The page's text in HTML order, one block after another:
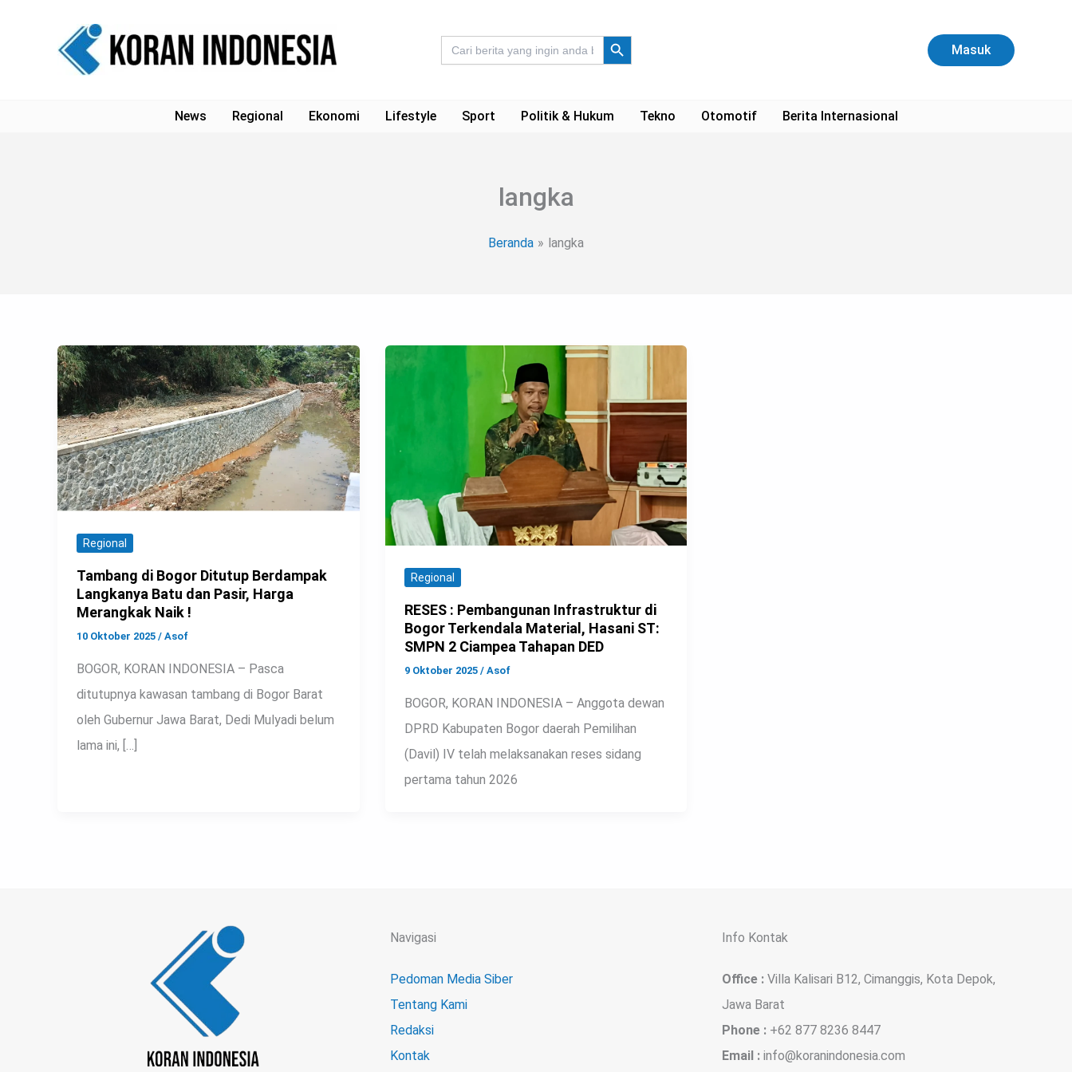
Search
for:
Search Button
Masuk
News Regional Ekonomi Lifestyle Sport Politik & Hukum Tekno Otomotif Berita Internasional
langka
Beranda langka
Regional
Tambang di Bogor Ditutup Berdampak
Langkanya Batu dan Pasir, Harga
Merangkak Naik !
10 Oktober 2025 / Asof
BOGOR, KORAN INDONESIA – Pasca
ditutupnya kawasan tambang di Bogor Barat
oleh Gubernur Jawa Barat, Dedi Mulyadi belum
lama ini, […]
Regional
RESES : Pembangunan Infrastruktur di
Bogor Terkendala Material, Hasani ST:
SMPN 2 Ciampea Tahapan DED
9 Oktober 2025 / Asof
BOGOR, KORAN INDONESIA – Anggota dewan
DPRD Kabupaten Bogor daerah Pemilihan
(Davil) IV telah melaksanakan reses sidang
pertama tahun 2026
Navigasi
Pedoman Media Siber
Tentang Kami
Redaksi
Kontak
Info Kontak
Office : Villa Kalisari B12, Cimanggis, Kota Depok,
Jawa Barat
Phone : +62 877 8236 8447
Email : info@koranindonesia.com